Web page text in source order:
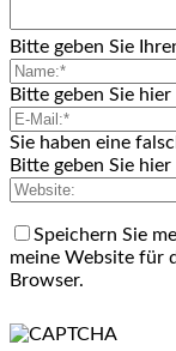
Bitte geben Sie
Bitte geben Sie
Sie haben eine
Bitte geben Sie
Speichern Sie
meine Website für
Browser.